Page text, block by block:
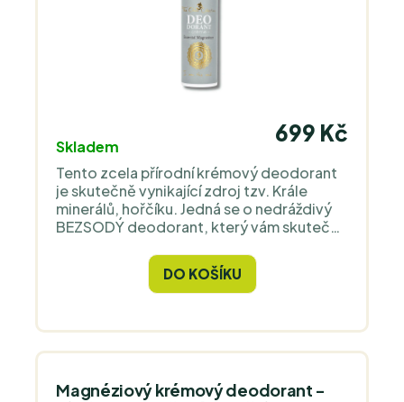
Skladem
699 Kč
Tento zcela přírodní krémový deodorant
je skutečně vynikající zdroj tzv. Krále
minerálů, hořčíku. Jedná se o nedráždivý
BEZSODÝ deodorant, který vám skutečně
DO KOŠÍKU
Magnéziový krémový deodorant -